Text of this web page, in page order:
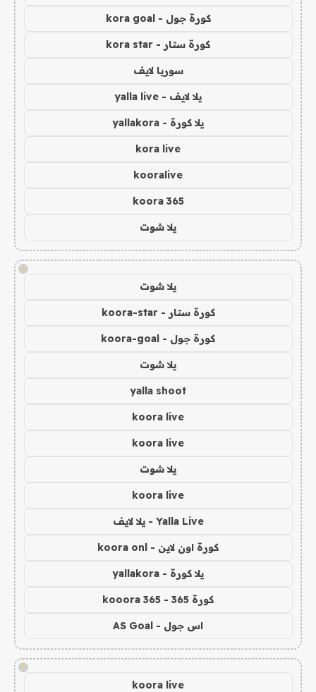
كورة جول - kora goal
كورة ستار - kora star
سوريا لايف
يلا لايف - yalla live
يلا كورة - yallakora
kora live
kooralive
koora 365
يلا شوت
!
يلا شوت
كورة ستار - koora-star
كورة جول - koora-goal
يلا شوت
yalla shoot
koora live
koora live
يلا شوت
koora live
Yalla Live - يلا لايف
كورة اون لاين - koora onl
يلا كورة - yallakora
كورة 365 - kooora 365
اس جول - AS Goal
!
koora live